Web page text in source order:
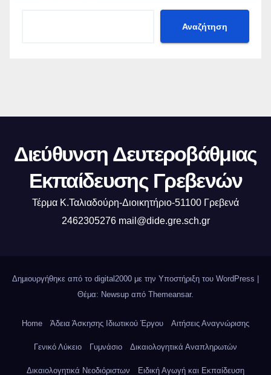
Αναζήτηση
Διεύθυνση Δευτεροβάθμιας
Εκπαίδευσης Γρεβενών
Τέρμα Κ.Ταλιαδούρη-Διοικητήριο-51100 Γρεβενά
2462305276 mail@dide.gre.sch.gr
Δημιουργήθηκε από το digital2000 με την Υποστήριξη του WordPress
Θέμα: Newsup από Themeansar.
Home Άδεια Άσκησης Ιδιωτικού Έργου Αιτήσεις Αναγνώρισης
Γενικό Λύκειο Γυμνάσιο Δικαιολογητικά Αναπληρωτών
Δικαιολογητικά Νεοδιόριστων Ειδική Αγωγή και Εκπαίδευση